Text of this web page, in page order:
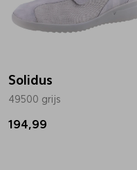
Solidus
49500 grijs
194,99